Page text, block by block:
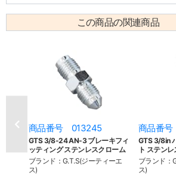
この商品の関連商品
商品番号 013245
GTS 3/8-24 AN-3 ブレーキフィ
ッティング ステンレスクローム
ブランド：G.T.S(ジーティーエ
ス)
商品番
GTS 3/8in
ト ステン
ブランド：
ス)